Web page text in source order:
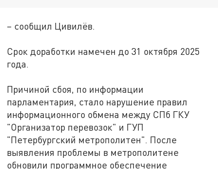
– сообщил Цивилёв.
Срок доработки намечен до 31 октября 2025
года.
Причиной сбоя, по информации
парламентария, стало нарушение правил
информационного обмена между СПб ГКУ
"Организатор перевозок" и ГУП
"Петербургский метрополитен". После
выявления проблемы в метрополитене
обновили программное обеспечение